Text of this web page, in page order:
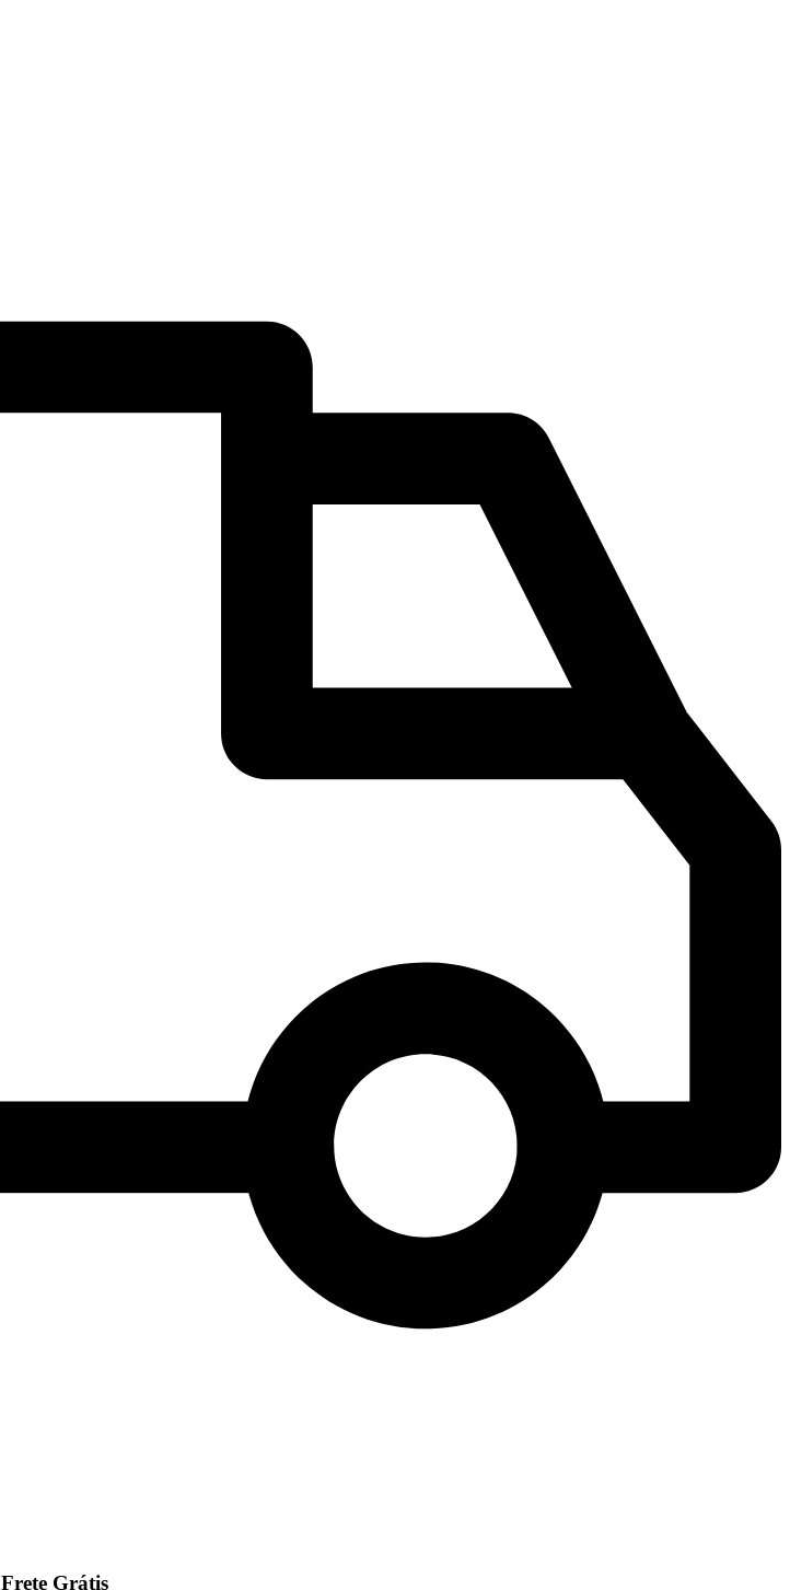
Frete Grátis